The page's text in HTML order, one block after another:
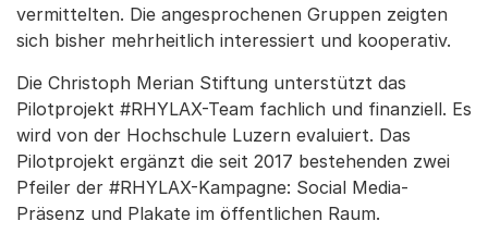
vermittelten. Die angesprochenen Gruppen zeigten
sich bisher mehrheitlich interessiert und kooperativ.
Die Christoph Merian Stiftung unterstützt das
Pilotprojekt #RHYLAX-Team fachlich und finanziell. Es
wird von der Hochschule Luzern evaluiert. Das
Pilotprojekt ergänzt die seit 2017 bestehenden zwei
Pfeiler der #RHYLAX-Kampagne: Social Media-
Präsenz und Plakate im öffentlichen Raum.